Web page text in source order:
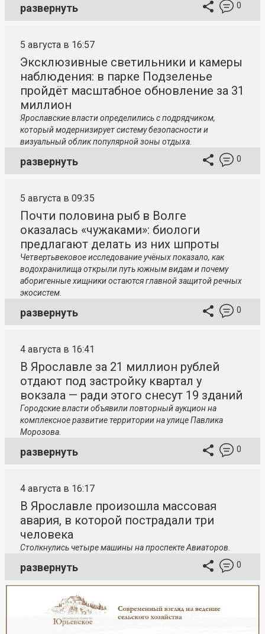
развернуть 0
5 августа в 16:57
Эксклюзивные светильники и камеры
наблюдения: в парке Подзеленье
пройдёт масштабное обновление за 31
миллион
Ярославские власти определились с подрядчиком,
который модернизирует систему безопасности и
визуальный облик популярной зоны отдыха.
развернуть 0
5 августа в 09:35
Почти половина рыб в Волге
оказалась «чужаками»: биологи
предлагают делать из них шпроты
Четвертьвековое исследование учёных показало, как
водохранилища открыли путь южным видам и почему
аборигенные хищники остаются главной защитой речных
экосистем.
развернуть 0
4 августа в 16:41
В Ярославле за 21 миллион рублей
отдают под застройку квартал у
вокзала — ради этого снесут 19 зданий
Городские власти объявили повторный аукцион на
комплексное развитие территории на улице Павлика
Морозова.
развернуть 0
4 августа в 16:17
В Ярославле произошла массовая
авария, в которой пострадали три
человека
Столкнулись четыре машины на проспекте Авиаторов.
развернуть 0